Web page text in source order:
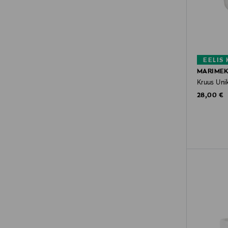
EELIS
Kruus
Original
28,00 €